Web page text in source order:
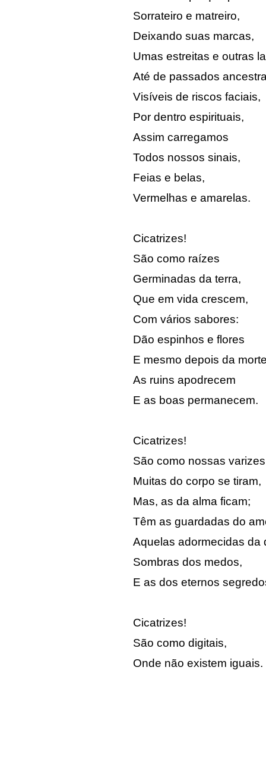
Sorrateiro e matreiro,
Deixando suas marcas,
Umas estreitas e outras
Até de passados
Visíveis de riscos faciais,
Por dentro espirituais,
Assim carregamos
Todos nossos sinais,
Feias e belas,
Vermelhas e amarelas.
Cicatrizes!
São como raízes
Germinadas da terra,
Que em vida crescem,
Com vários sabores:
Dão espinhos e flores
E mesmo depois da
As ruins apodrecem
E as boas permanecem.
Cicatrizes!
São como nossas
Muitas do corpo se tiram,
Mas, as da alma ficam;
Têm as guardadas do
Aquelas adormecidas da
Sombras dos medos,
E as dos eternos
Cicatrizes!
São como digitais,
Onde não existem iguais.